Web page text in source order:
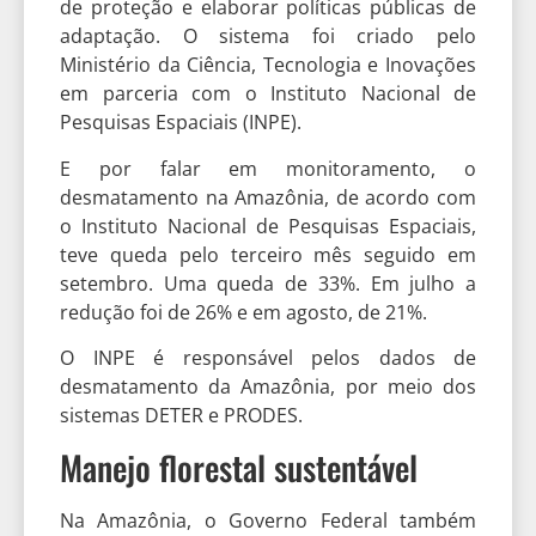
de proteção e elaborar políticas públicas de
adaptação. O sistema foi criado pelo
Ministério da Ciência, Tecnologia e Inovações
em parceria com o Instituto Nacional de
Pesquisas Espaciais (INPE).
E por falar em monitoramento, o
desmatamento na Amazônia, de acordo com
o Instituto Nacional de Pesquisas Espaciais,
teve queda pelo terceiro mês seguido em
setembro. Uma queda de 33%. Em julho a
redução foi de 26% e em agosto, de 21%.
O INPE é responsável pelos dados de
desmatamento da Amazônia, por meio dos
sistemas DETER e PRODES.
Manejo florestal sustentável
Na Amazônia, o Governo Federal também